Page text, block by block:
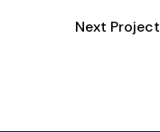
Next Project